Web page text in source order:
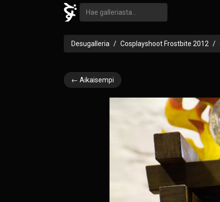
Desugalleria Cosplayshoot Frostbite 2012
← Aikaisempi